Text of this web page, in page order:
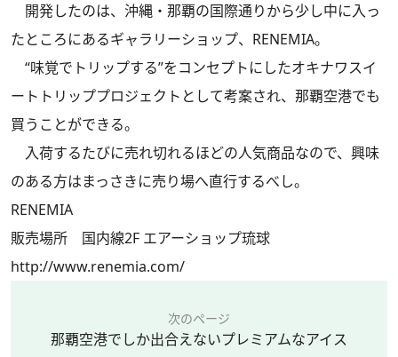
開発したのは、沖縄・那覇の国際通りから少し中に入っ
たところにあるギャラリーショップ、RENEMIA。
“味覚でトリップする”をコンセプトにしたオキナワスイ
ートトリッププロジェクトとして考案され、那覇空港でも
買うことができる。
入荷するたびに売れ切れるほどの人気商品なので、興味
のある方はまっさきに売り場へ直行するべし。
RENEMIA
販売場所 国内線2F エアーショップ琉球
http://www.renemia.com/
次のページ
那覇空港でしか出合えないプレミアムなアイス